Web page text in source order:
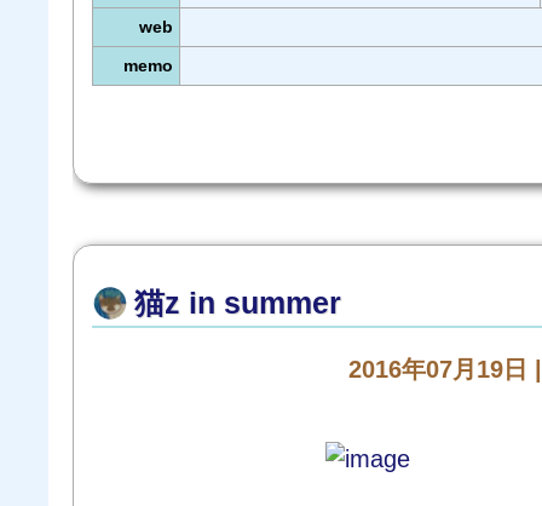
web
memo
猫z in summer
2016年07月19日